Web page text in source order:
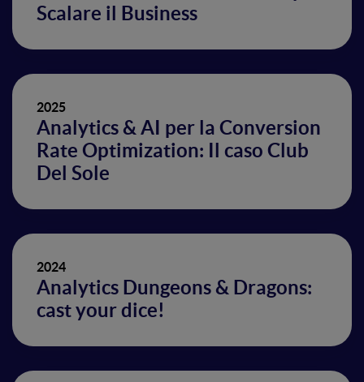
Scalare il Business
2025
Analytics & AI per la Conversion
Rate Optimization: Il caso Club
Del Sole
2024
Analytics Dungeons & Dragons:
cast your dice!